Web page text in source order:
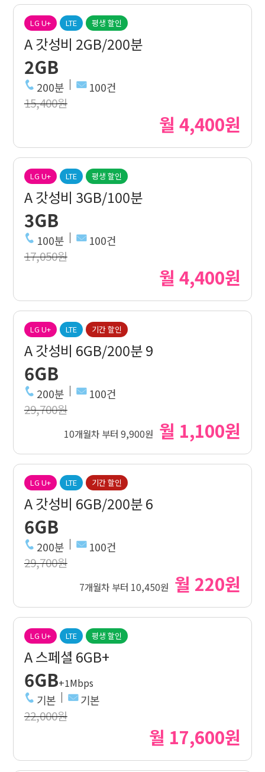
LG U+ LTE 평생 할인
A 갓성비 2GB/200분
2GB
200분 100건
15,400원
월 4,400원
LG U+ LTE 평생 할인
A 갓성비 3GB/100분
3GB
100분 100건
17,050원
월 4,400원
LG U+ LTE 기간 할인
A 갓성비 6GB/200분 9
6GB
200분 100건
29,700원
10개월차 부터 9,900원 월 1,100원
LG U+ LTE 기간 할인
A 갓성비 6GB/200분 6
6GB
200분 100건
29,700원
7개월차 부터 10,450원 월 220원
LG U+ LTE 평생 할인
A 스페셜 6GB+
6GB+1Mbps
기본 기본
22,000원
월 17,600원